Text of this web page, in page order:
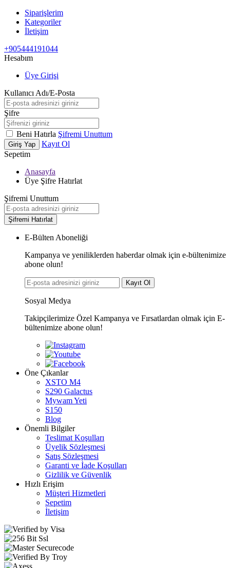
Siparişlerim
Kategoriler
İletişim
+905444191044
Hesabım
Üye Girişi
Kullanıcı Adı/E-Posta
Şifre
Beni Hatırla Şifremi Unuttum
Giriş Yap
Kayıt Ol
Sepetim
Anasayfa
Üye Şifre Hatırlat
Şifremi Unuttum
Şifremi Hatırlat
E-Bülten Aboneliği
Kampanya ve yeniliklerden haberdar olmak için e-bültenimize
abone olun!
Kayıt Ol
Sosyal Medya
Takipçilerimize Özel Kampanya ve Fırsatlardan olmak için E-
bültenimize abone olun!
Öne Çıkanlar
XSTO M4
S290 Galactus
Mywam Yeti
S150
Blog
Önemli Bilgiler
Teslimat Koşulları
Üyelik Sözleşmesi
Satış Sözleşmesi
Garanti ve İade Koşulları
Gizlilik ve Güvenlik
Hızlı Erişim
Müşteri Hizmetleri
Sepetim
İletişim